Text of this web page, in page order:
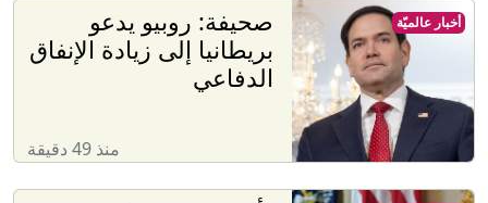
صحيفة: روبيو يدعو
بريطانيا إلى زيادة الإنفاق
الدفاعي
منذ 49 دقيقة
أخبار عالميّة